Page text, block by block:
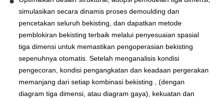
simulasikan secara dinamis proses demoulding dan
pencetakan seluruh bekisting, dan dapatkan metode
pemblokiran bekisting terbaik melalui penyesuaian spasial
tiga dimensi untuk memastikan pengoperasian bekisting
sepenuhnya otomatis. Setelah menganalisis kondisi
pengecoran, kondisi pengangkatan dan keadaan pergerakan
memanjang dari setiap kombinasi bekisting , (dengan
diagram tiga dimensi, atau diagram gaya), kekuatan dan